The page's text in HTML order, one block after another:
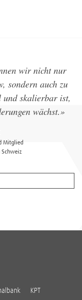
wir nicht nur
sondern auch zu
skalierbar ist,
wächst.»
Mitglied
Schweiz
KPT